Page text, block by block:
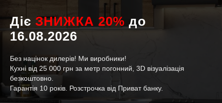
Діє ЗНИЖКА 20%
16.08.2026
Кухні від 25 000 грн за метр погонний, 3D візуалізація
безкоштовно.
Гарантія 10 років. Розстрочка від Приват банку.